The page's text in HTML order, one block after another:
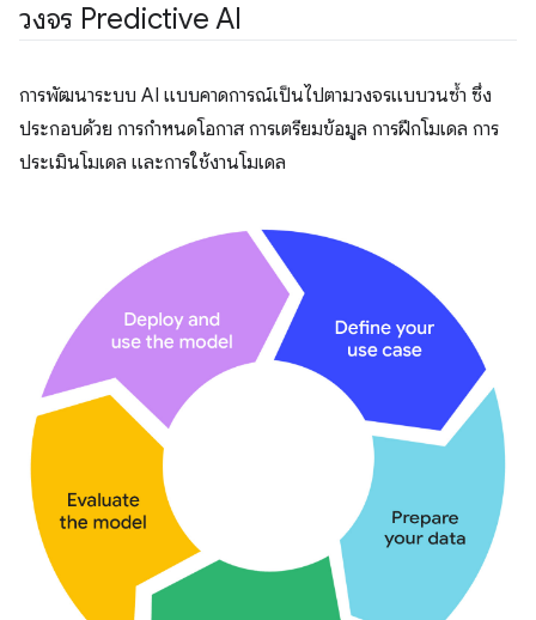
วงจร Predictive AI
การพัฒนาระบบ AI แบบคาดการณ์เป็นไปตามวงจรแบบวนซ้ำ ซึ่ง
ประกอบด้วย การกำหนดโอกาส การเตรียมข้อมูล การฝึกโมเดล การ
ประเมินโมเดล และการใช้งานโมเดล